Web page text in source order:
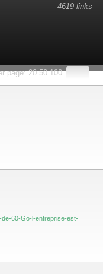
4619 links
page:20 50 100
de-60-Go-l-entreprise-est-